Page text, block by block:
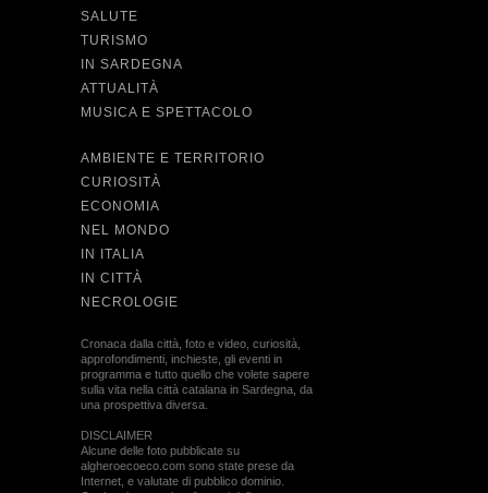
SALUTE
TURISMO
IN SARDEGNA
ATTUALITÀ
MUSICA E SPETTACOLO
AMBIENTE E TERRITORIO
CURIOSITÀ
ECONOMIA
NEL MONDO
IN ITALIA
IN CITTÀ
NECROLOGIE
Cronaca dalla città, foto e video, curiosità,
approfondimenti, inchieste, gli eventi in
programma e tutto quello che volete sapere
sulla vita nella città catalana in Sardegna, da
una prospettiva diversa.
DISCLAIMER
Alcune delle foto pubblicate su
algheroecoeco.com sono state prese da
Internet, e valutate di pubblico dominio.